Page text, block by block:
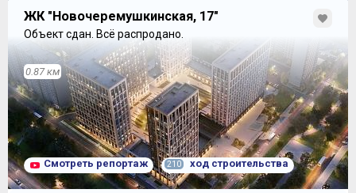
ЖК "Новочеремушкинская, 17"
Объект сдан. Всё распродано.
0.87 км
Смотреть репортаж 210 ход строительства